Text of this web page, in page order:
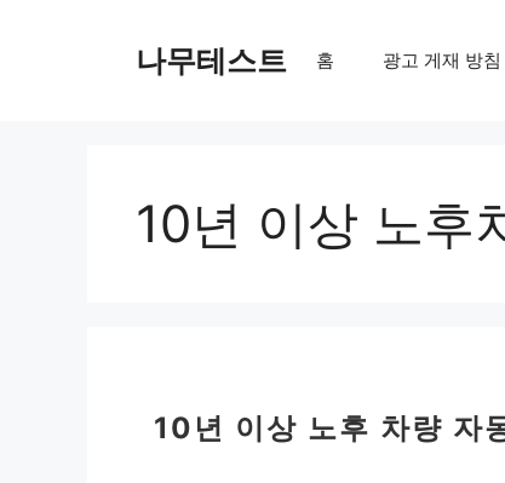
나무테스트 홈 광고 게재 방
10년 이상 노후
10년 이상 노후 차량 자